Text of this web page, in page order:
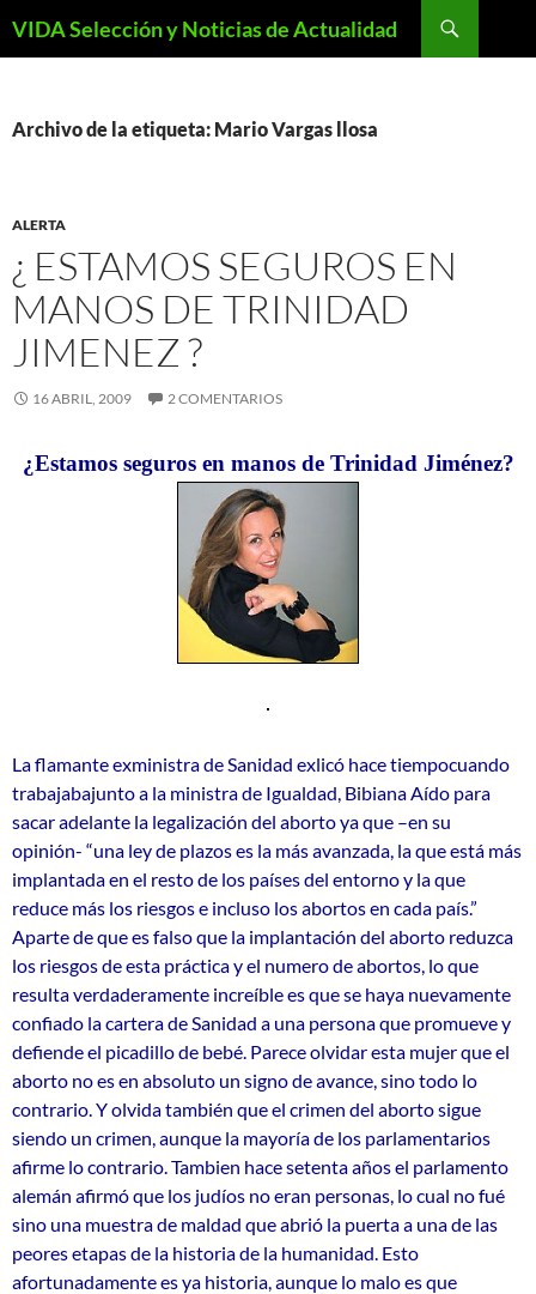
VIDA Selección y Noticias de Actualidad
Archivo de la etiqueta: Mario Vargas llosa
ALERTA
¿ ESTAMOS SEGUROS EN
MANOS DE TRINIDAD
JIMENEZ ?
16 ABRIL, 2009 2 COMENTARIOS
¿Estamos seguros en manos de Trinidad Jiménez?
La flamante exministra de Sanidad exlicó hace tiempocuando
trabajabajunto a la ministra de Igualdad, Bibiana Aído para
sacar adelante la legalización del aborto ya que –en su
opinión- “una ley de plazos es la más avanzada, la que está más
implantada en el resto de los países del entorno y la que
reduce más los riesgos e incluso los abortos en cada país.”
Aparte de que es falso que la implantación del aborto reduzca
los riesgos de esta práctica y el numero de abortos, lo que
resulta verdaderamente increíble es que se haya nuevamente
confiado la cartera de Sanidad a una persona que promueve y
defiende el picadillo de bebé. Parece olvidar esta mujer que el
aborto no es en absoluto un signo de avance, sino todo lo
contrario. Y olvida también que el crimen del aborto sigue
siendo un crimen, aunque la mayoría de los parlamentarios
afirme lo contrario. Tambien hace setenta años el parlamento
alemán afirmó que los judíos no eran personas, lo cual no fué
sino una muestra de maldad que abrió la puerta a una de las
peores etapas de la historia de la humanidad. Esto
afortunadamente es ya historia, aunque lo malo es que